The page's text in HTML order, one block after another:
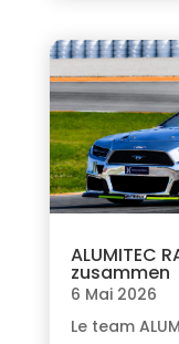
ALUMITEC
zusammen
6 Mai 2026
Le team